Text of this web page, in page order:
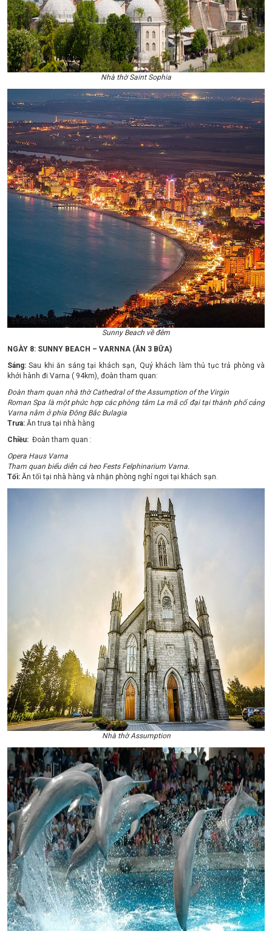
Nhà thờ Saint Sophia
Sunny Beach về đêm
NGÀY 8: SUNNY BEACH – VARNNA (ĂN 3 BỮA)
Sáng:Sau khi ăn sáng tại khách sạn, Quý khách làm thủ tục trả phòng và
khởi hành đi Varna ( 94km), đoàn tham quan:
Đoàn tham quan nhà thờ Cathedral of the Assumption of the Virgin
Roman Spa là một phức hợp các phòng tắm La mã cổ đại tại thành phố cảng
Varna nằm ở phía Đông Bắc Bulagia
Trưa: Ăn trưa tại nhà hàng
Chiều: Đoàn tham quan :
Opera Haus Varna
Tham quan biểu diễn cá heo Fests Felphinarium Varna.
Tối: Ăn tối tại nhà hàng và nhận phòng nghỉ ngơi tại khách sạn.
Nhà thờ Assumption